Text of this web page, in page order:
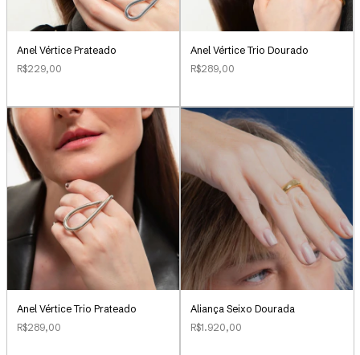
Anel Vértice Prateado
R$229,00
Anel Vértice Trio Dourado
R$289,00
Anel Vértice Trio Prateado
R$289,00
Aliança Seixo Dourada
R$1.920,00